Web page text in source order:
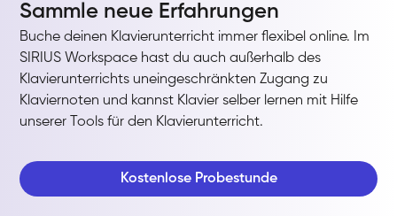
Sammle neue Erfahrungen
Buche deinen Klavierunterricht immer flexibel online. Im
SIRIUS Workspace hast du auch außerhalb des
Klavierunterrichts uneingeschränkten Zugang zu
Klaviernoten und kannst Klavier selber lernen mit Hilfe
unserer Tools für den Klavierunterricht.
Kostenlose Probestunde